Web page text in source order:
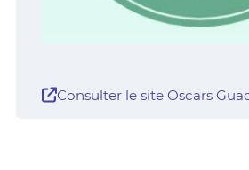
Consulter le site Oscars